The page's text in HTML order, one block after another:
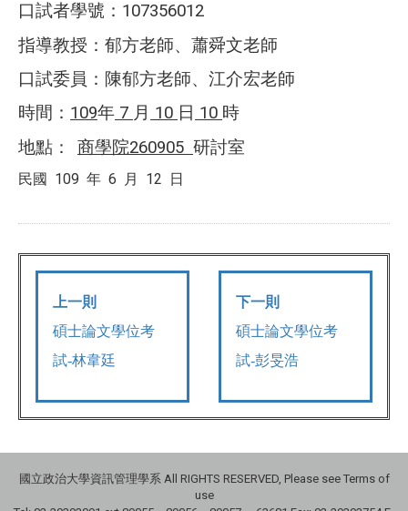
口試者學號： 107356012
指導教授：郁方老師、蕭舜文老師
口試委員：陳郁方老師、江介宏老師
時間： 109年 7 月 10 日 10 時
地點：
商學院260905 研討室
民國 109 年 6 月 12 日
上一則
碩士論文學位考
試-林韋廷
下一則
碩士論文學位考
試-彭旻浩
國立政治大學資訊管理學系 All RIGHTS RESERVED, Please see Terms of
use